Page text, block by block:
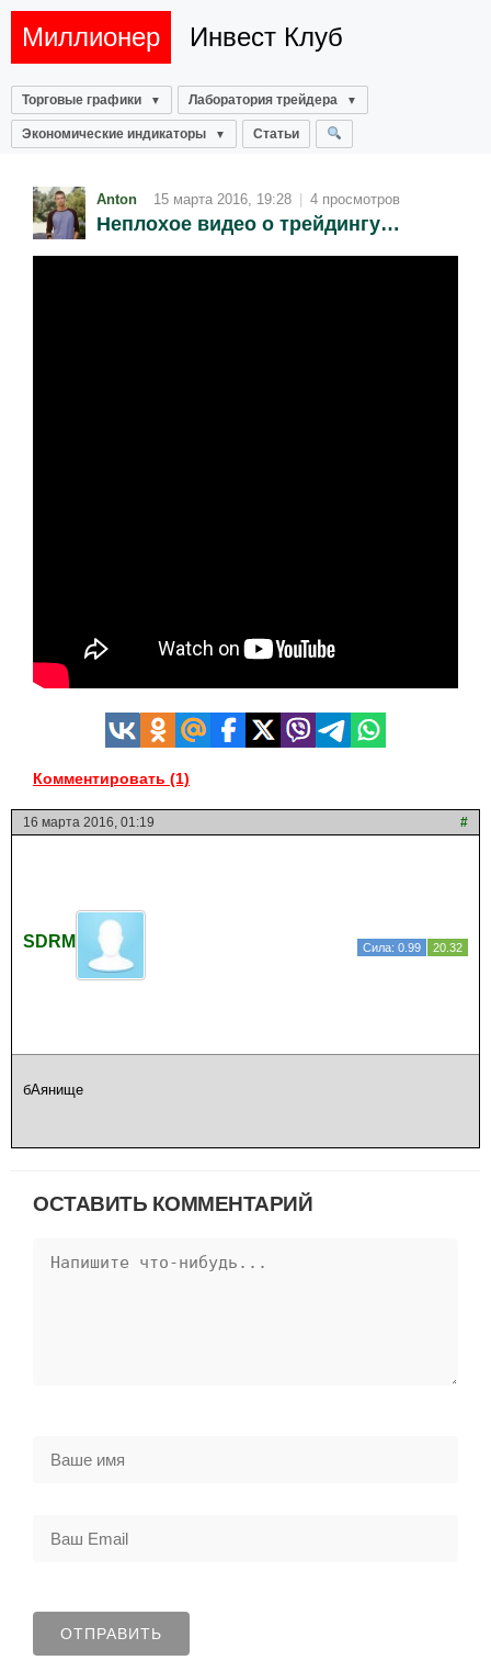
Миллионер Инвест Клуб
Торговые графики Лаборатория трейдера
Экономические индикаторы Статьи
Anton 15 марта 2016, 19:28 | 4 просмотров
Неплохое видео о трейдингу…
Комментировать (1)
16 марта 2016, 01:19 #
SDRM Сила: 0.99 20.32
бАянище
ОСТАВИТЬ КОММЕНТАРИЙ